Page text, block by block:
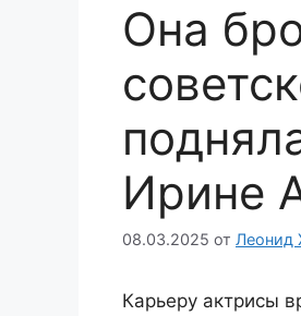
Она
Ирине
08.03.2025 от Леонид
Карьеру актрисы